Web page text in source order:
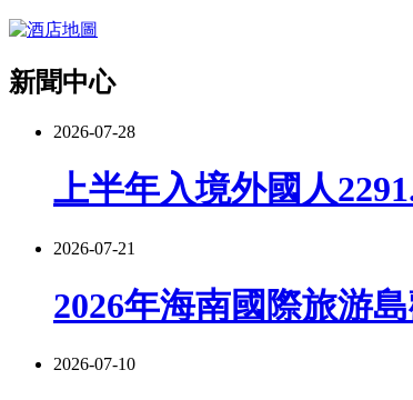
新聞中心
2026-07-28
上半年入境外國人
2026-07-21
2026年海南國際旅游
2026-07-10